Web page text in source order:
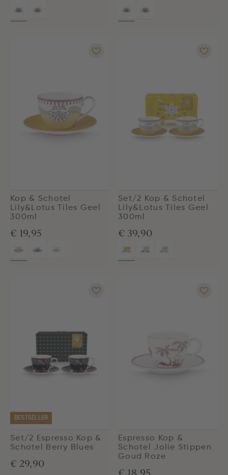
Kop & Schotel
Lily&Lotus Tiles Geel
300ml
€ 19,95
Set/2 Kop & Schotel
Lily&Lotus Tiles Geel
300ml
€ 39,90
BESTSELLER
Set/2 Espresso Kop &
Schotel Berry Blues
€ 29,90
Espresso Kop &
Schotel Jolie Stippen
Goud Roze
€ 18,95